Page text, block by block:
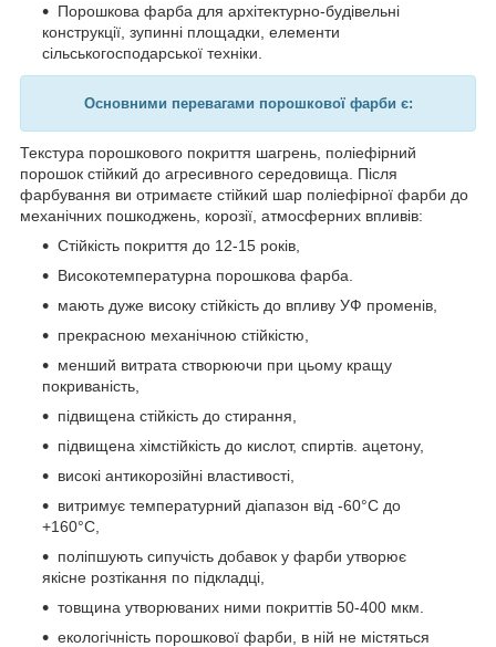
Порошкова фарба для архітектурно-будівельні
конструкції, зупинні площадки, елементи
сільськогосподарської техніки.
Основними перевагами порошкової фарби є:
Текстура порошкового покриття шагрень, поліефірний
порошок стійкий до агресивного середовища. Після
фарбування ви отримаєте стійкий шар поліефірної фарби до
механічних пошкоджень, корозії, атмосферних впливів:
Стійкість покриття до 12-15 років,
Високотемпературна порошкова фарба.
мають дуже високу стійкість до впливу УФ променів,
прекрасною механічною стійкістю,
менший витрата створюючи при цьому кращу
покриваність,
підвищена стійкість до стирання,
підвищена хімстійкість до кислот, спиртів. ацетону,
високі антикорозійні властивості,
витримує температурний діапазон від -60°С до
+160°С,
поліпшують сипучість добавок у фарби утворює
якісне розтікання по підкладці,
товщина утворюваних ними покриттів 50-400 мкм.
екологічність порошкової фарби, в ній не містяться